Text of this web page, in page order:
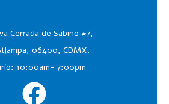
Cerrada de Sabino #7,
06400, CDMX.
10:00am- 7:00pm